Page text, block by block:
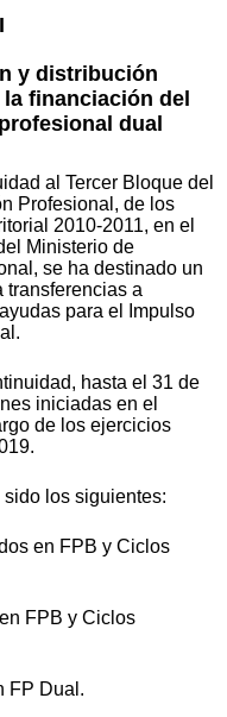
y distribución
financiación del
dual
al Tercer Bloque del
Profesional, de los
2010-2011, en el
Ministerio de
se ha destinado un
transferencias a
para el Impulso
hasta el 31 de
iniciadas en el
de los ejercicios
los siguientes:
en FPB y Ciclos
FPB y Ciclos
FP Dual.